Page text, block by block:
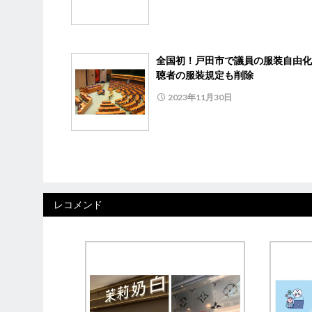
全国初！戸田市で議員の服装自由
聴者の服装規定も削除
2023年11月30日
レコメンド